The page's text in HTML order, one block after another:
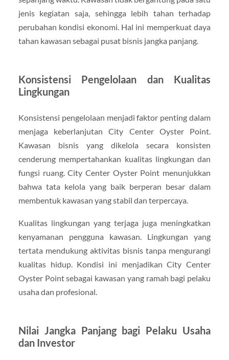
jenis kegiatan saja, sehingga lebih tahan terhadap
perubahan kondisi ekonomi. Hal ini memperkuat daya
tahan kawasan sebagai pusat bisnis jangka panjang.
Konsistensi Pengelolaan dan Kualitas
Lingkungan
Konsistensi pengelolaan menjadi faktor penting dalam
menjaga keberlanjutan City Center Oyster Point.
Kawasan bisnis yang dikelola secara konsisten
cenderung mempertahankan kualitas lingkungan dan
fungsi ruang. City Center Oyster Point menunjukkan
bahwa tata kelola yang baik berperan besar dalam
membentuk kawasan yang stabil dan terpercaya.
Kualitas lingkungan yang terjaga juga meningkatkan
kenyamanan pengguna kawasan. Lingkungan yang
tertata mendukung aktivitas bisnis tanpa mengurangi
kualitas hidup. Kondisi ini menjadikan City Center
Oyster Point sebagai kawasan yang ramah bagi pelaku
usaha dan profesional.
Nilai Jangka Panjang bagi Pelaku Usaha
dan Investor